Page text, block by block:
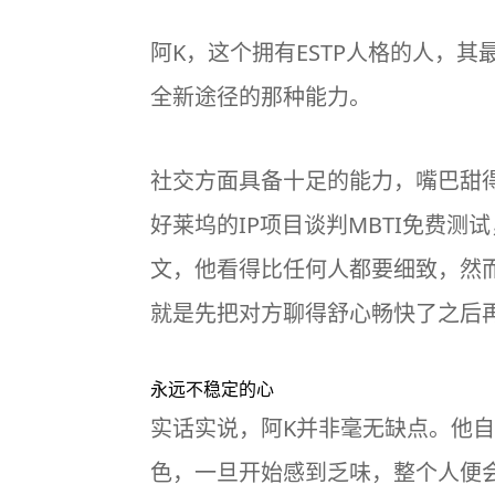
阿K，这个拥有ESTP人格的人，
全新途径的那种能力。
社交方面具备十足的能力，嘴巴甜
好莱坞的IP项目谈判 MBTI免费测
文，他看得比任何人都要细致，然
就是先把对方聊得舒心畅快了之后
永远不稳定的心
实话实说，阿K并非毫无缺点。他
色，一旦开始感到乏味，整个人便